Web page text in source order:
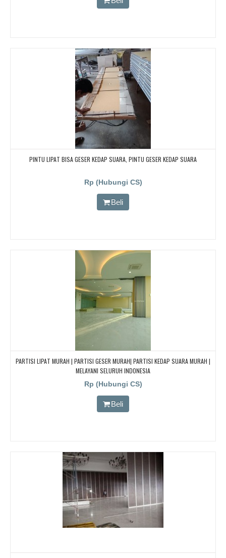
PINTU LIPAT BISA GESER KEDAP SUARA, PINTU GESER KEDAP SUARA
Rp (Hubungi CS)
Beli
PARTISI LIPAT MURAH | PARTISI GESER MURAH| PARTISI KEDAP SUARA MURAH |
MELAYANI SELURUH INDONESIA
Rp (Hubungi CS)
Beli